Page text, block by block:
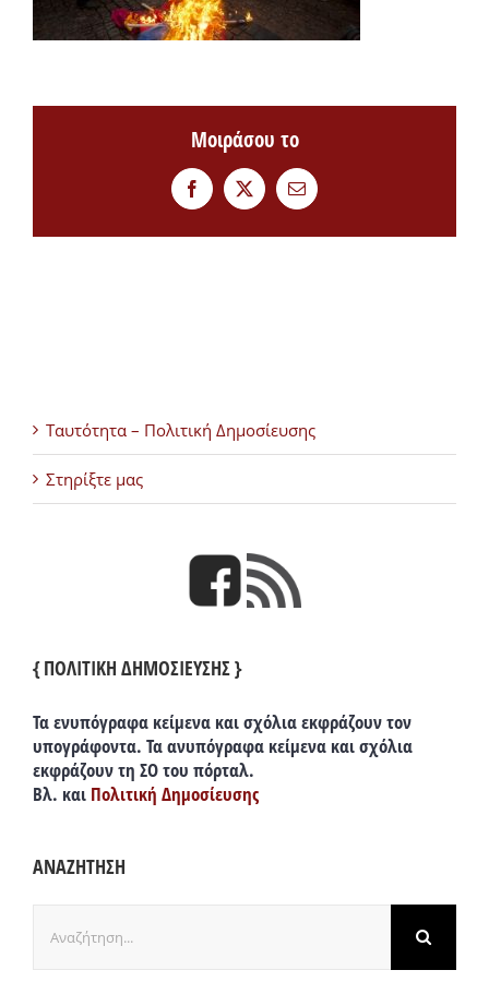
Μοιράσου το
FacebookTwitterEmail
Ταυτότητα – Πολιτική Δημοσίευσης
Στηρίξτε μας
{ ΠΟΛΙΤΙΚΗ ΔΗΜΟΣΙΕΥΣΗΣ }
Τα ενυπόγραφα κείμενα και σχόλια εκφράζουν τον
υπογράφοντα. Τα ανυπόγραφα κείμενα και σχόλια
εκφράζουν τη ΣΟ του πόρταλ.
Βλ. και Πολιτική Δημοσίευσης
ΑΝΑΖΗΤΗΣΗ
για: